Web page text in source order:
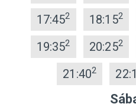
17:452 18:152
19:352 20:252
21:402